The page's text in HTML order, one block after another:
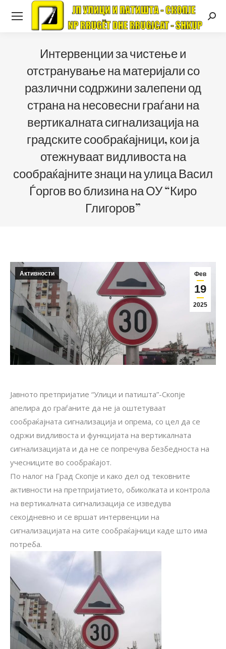
Интервенции за чистење и
отстранување на материјали со
различни содржини залепени од
страна на несовесни граѓани на
вертикалната сигнализација на
градските сообраќајници, кои ја
отежнуваат видливоста на
сообраќајните знаци на улица Васил
Ѓоргов во близина на ОУ “Киро
Глигоров”
Фев
19
2025
Активности
Јавното претпријатие “Улици и патишта”-Скопје
апелира до граѓаните да не ја оштетуваат
сообраќајната сигнализација и опрема, со цел да се
одржи видливоста и функцијата на вертикалната
сигнализацијата и да не се попречува безбедноста на
учесниците во сообраќајот.
По налог на Град Скопје и како дел од тековните
активности на претпријатието, обиколката и контрола
на вертикалната сигнализација се изведува
секојдневно и се вршат интервенции на
сигнализацијата на сите сообраќајници каде што има
потреба.